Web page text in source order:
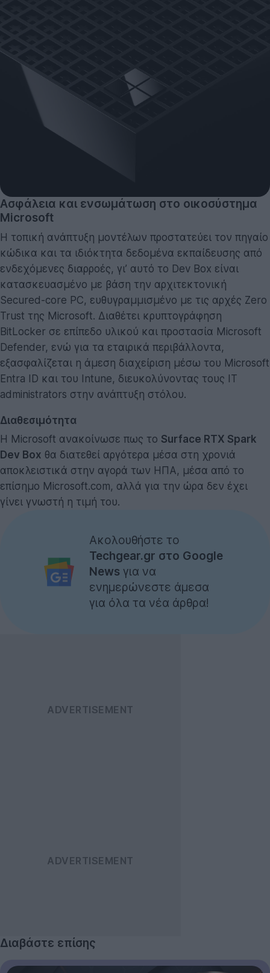
Ασφάλεια και ενσωμάτωση στο οικοσύστημα
Microsoft
Η τοπική ανάπτυξη μοντέλων προστατεύει τον πηγαίο
κώδικα και τα ιδιόκτητα δεδομένα εκπαίδευσης από
ενδεχόμενες διαρροές, γι’ αυτό το Dev Box είναι
κατασκευασμένο με βάση την αρχιτεκτονική
Secured-core PC, ευθυγραμμισμένο με τις αρχές Zero
Trust της Microsoft. Διαθέτει κρυπτογράφηση
BitLocker σε επίπεδο υλικού και προστασία Microsoft
Defender, ενώ για τα εταιρικά περιβάλλοντα,
εξασφαλίζεται η άμεση διαχείριση μέσω του Microsoft
Entra ID και του Intune, διευκολύνοντας τους IT
administrators στην ανάπτυξη στόλου.
Διαθεσιμότητα
Η Microsoft ανακοίνωσε πως το Surface RTX Spark
Dev Box θα διατεθεί αργότερα μέσα στη χρονιά
αποκλειστικά στην αγορά των ΗΠΑ, μέσα από το
επίσημο Microsoft.com, αλλά για την ώρα δεν έχει
γίνει γνωστή η τιμή του.
Ακολουθήστε το
Techgear.gr στο Google
News για να
ενημερώνεστε άμεσα
για όλα τα νέα άρθρα!
Διαβάστε επίσης